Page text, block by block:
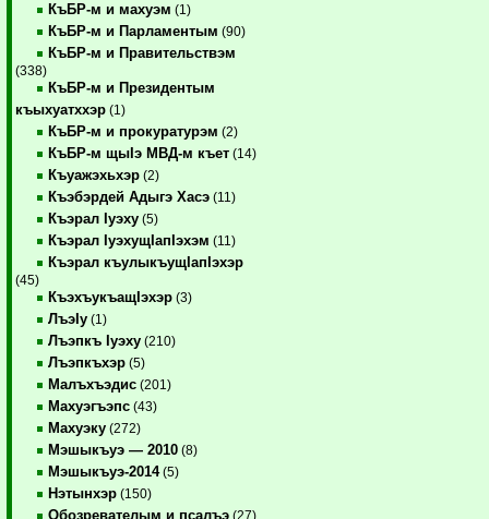
КъБР-м и махуэм (1)
КъБР-м и Парламентым (90)
КъБР-м и Правительствэм
(338)
КъБР-м и Президентым
къыхуатххэр (1)
КъБР-м и прокуратурэм (2)
КъБР-м щыIэ МВД-м къет (14)
Къуажэхьхэр (2)
Къэбэрдей Адыгэ Хасэ (11)
Къэрал Iуэху (5)
Къэрал IуэхущIапIэхэм (11)
Къэрал къулыкъущIапIэхэр
(45)
КъэхъукъащIэхэр (3)
ЛъэIу (1)
Лъэпкъ Iуэху (210)
Лъэпкъхэр (5)
Малъхъэдис (201)
Махуэгъэпс (43)
Махуэку (272)
Мэшыкъуэ — 2010 (8)
Мэшыкъуэ-2014(5)
Нэтынхэр (150)
Обозревателым и псалъэ (27)